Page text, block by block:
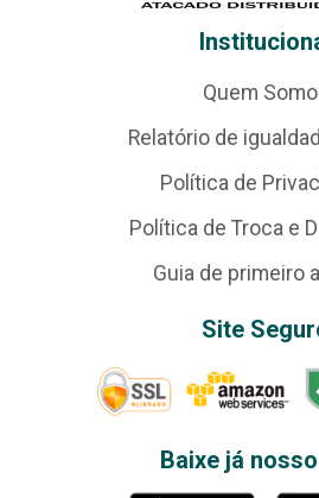
Quem
Relatório de
Política de
Política de Troca e
Guia de primeiro
Site
Baixe já